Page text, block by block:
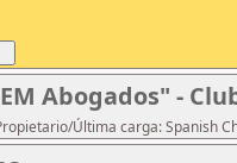
Abogados" -
Última carga: Spanish